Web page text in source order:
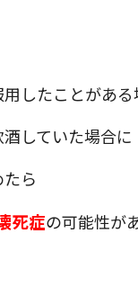
したことがある
していた場合に
ら
死症の可能性が